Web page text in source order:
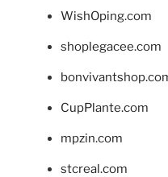
WishOping.com
shoplegacee.com
CupPlante.com
mpzin.com
stcreal.com